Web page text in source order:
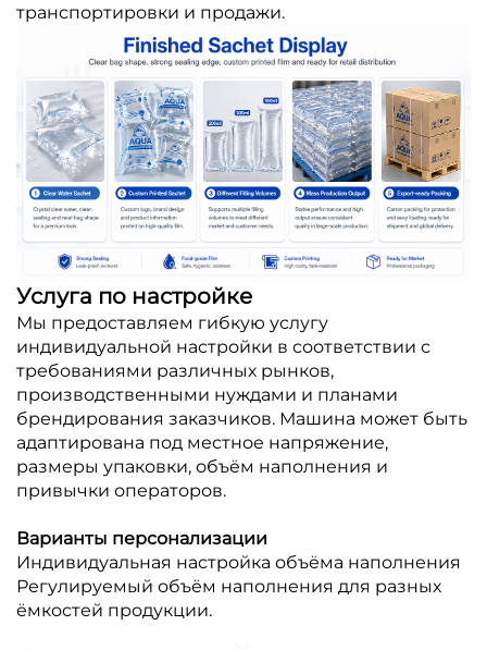
транспортировки и продажи.
Услуга по настройке
Мы предоставляем гибкую услугу
индивидуальной настройки в соответствии с
требованиями различных рынков,
производственными нуждами и планами
брендирования заказчиков. Машина может быть
адаптирована под местное напряжение,
размеры упаковки, объём наполнения и
привычки операторов.
Варианты персонализации
Индивидуальная настройка объёма наполнения
Регулируемый объём наполнения для разных
ёмкостей продукции.